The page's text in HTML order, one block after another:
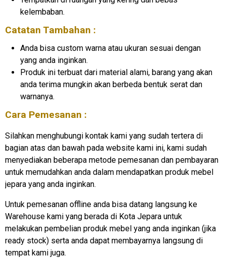
kelembaban.
Catatan Tambahan :
Anda bisa custom warna atau ukuran sesuai dengan
yang anda inginkan.
Produk ini terbuat dari material alami, barang yang akan
anda terima mungkin akan berbeda bentuk serat dan
warnanya.
Cara Pemesanan :
Silahkan menghubungi kontak kami yang sudah tertera di
bagian atas dan bawah pada website kami ini, kami sudah
menyediakan beberapa metode pemesanan dan pembayaran
untuk memudahkan anda dalam mendapatkan produk mebel
jepara yang anda inginkan.
Untuk pemesanan offline anda bisa datang langsung ke
Warehouse kami yang berada di Kota Jepara untuk
melakukan pembelian produk mebel yang anda inginkan (jika
ready stock) serta anda dapat membayarnya langsung di
tempat kami juga.